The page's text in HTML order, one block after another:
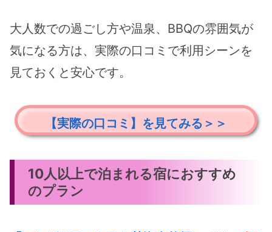
大人数での過ごし方や温泉、BBQの雰囲気が
気になる方は、実際の口コミで利用シーンを
見ておくと安心です。
【実際の口コミ】を見てみる＞＞
10人以上で泊まれる宿におすすめ
のプラン